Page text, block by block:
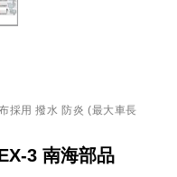
採用 撥水 防炎 (最大車長
3 南海部品